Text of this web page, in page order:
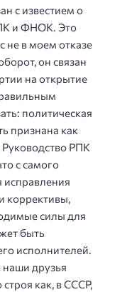
с известием о
и ФНОК. Это
не в моем отказе
он связан
на открытие
политическая
признана как
РПK
с самого
исправления
коррективы,
силы для
быть
исполнителей.
наши друзья
как, в СССР,